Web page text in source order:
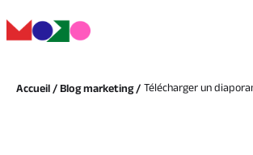
Accueil / Blog marketing / Télécharger un